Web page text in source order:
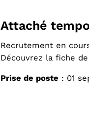
Attaché
Recrutement en
Découvrez la fiche
Prise de poste : 01